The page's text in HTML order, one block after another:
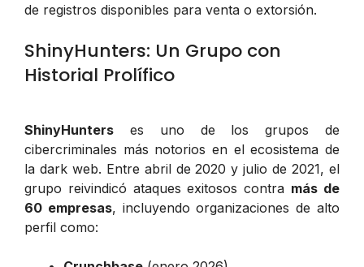
de registros disponibles para venta o extorsión.
ShinyHunters: Un Grupo con
Historial Prolífico
ShinyHunters es uno de los grupos de
cibercriminales más notorios en el ecosistema de
la dark web. Entre abril de 2020 y julio de 2021, el
grupo reivindicó ataques exitosos contra más de
60 empresas, incluyendo organizaciones de alto
perfil como: